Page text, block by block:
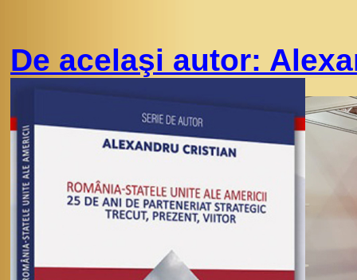
De acelaşi autor: